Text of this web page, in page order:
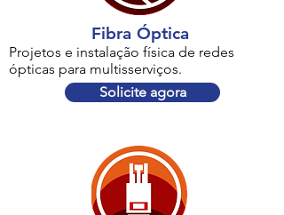
Fibra Óptica
Projetos e instalação física de redes
ópticas para multisserviços.
Solicite agora